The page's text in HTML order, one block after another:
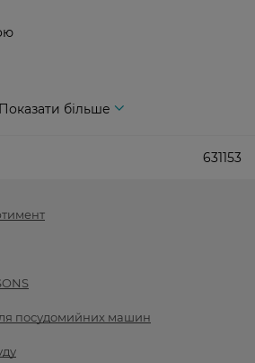
Показати більше
631153
посудомийних машин